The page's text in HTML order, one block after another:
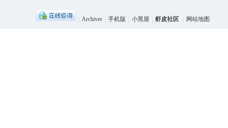
Archiver 手机版 小黑屋 虾皮社区 网站地图